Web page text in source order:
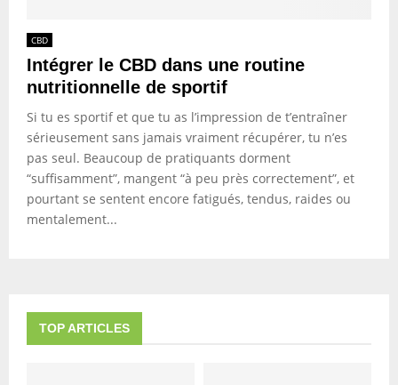
CBD
Intégrer le CBD dans une routine
nutritionnelle de sportif
Si tu es sportif et que tu as l’impression de t’entraîner
sérieusement sans jamais vraiment récupérer, tu n’es
pas seul. Beaucoup de pratiquants dorment
“suffisamment”, mangent “à peu près correctement”, et
pourtant se sentent encore fatigués, tendus, raides ou
mentalement...
TOP ARTICLES